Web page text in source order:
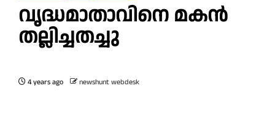
വൃ​ദ്ധ​മാ​താ​വി​നെ മ​ക​ൻ
തല്ലി​ച്ച​ത​ച്ചു
4 years ago newshunt webdesk